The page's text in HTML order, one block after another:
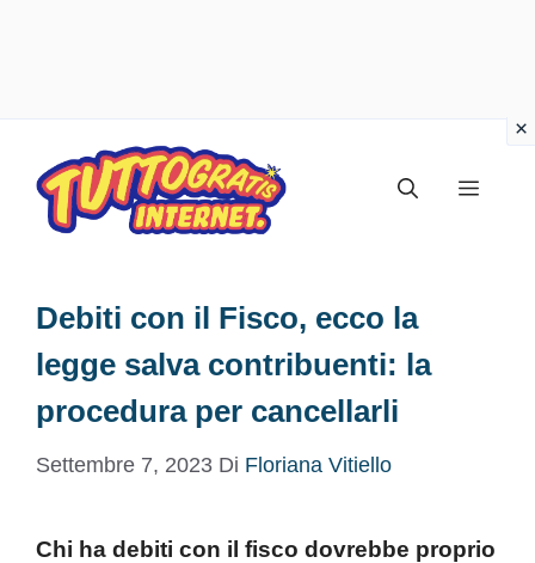
contenuto
Menu
Debiti con il Fisco, ecco la
legge salva contribuenti: la
procedura per cancellarli
Settembre 7, 2023 Di Floriana Vitiello
Chi ha debiti con il fisco dovrebbe proprio